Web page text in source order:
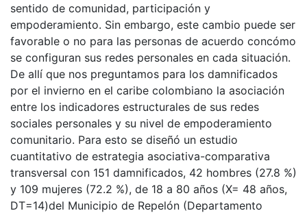
sentido de comunidad, participación y
empoderamiento. Sin embargo, este cambio puede ser
favorable o no para las personas de acuerdo concómo
se configuran sus redes personales en cada situación.
De allí que nos preguntamos para los damnificados
por el invierno en el caribe colombiano la asociación
entre los indicadores estructurales de sus redes
sociales personales y su nivel de empoderamiento
comunitario. Para esto se diseñó un estudio
cuantitativo de estrategia asociativa-comparativa
transversal con 151 damnificados, 42 hombres (27.8 %)
y 109 mujeres (72.2 %), de 18 a 80 años (X= 48 años,
DT=14)del Municipio de Repelón (Departamento